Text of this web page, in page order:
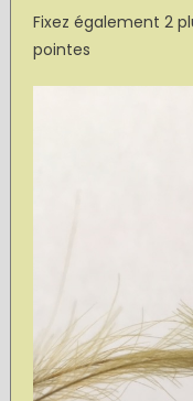
Fixez également 2
pointes